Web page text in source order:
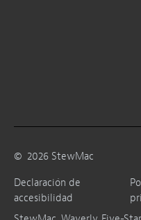
© 2026 StewMac
Declaración de
accesibilidad